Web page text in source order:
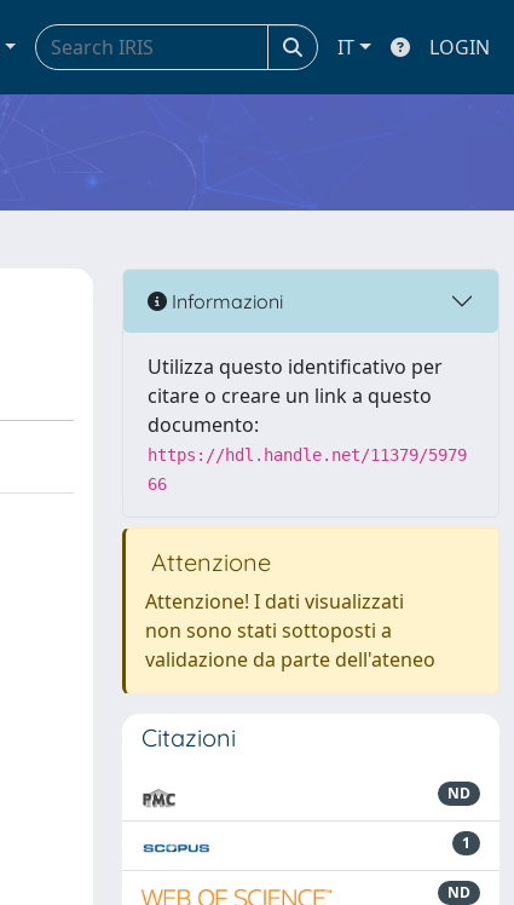
IT LOGIN
Informazioni
Utilizza questo identificativo per
citare o creare un link a questo
documento:
https://hdl.handle.net/11379/5979
66
Attenzione
Attenzione! I dati visualizzati
non sono stati sottoposti a
validazione da parte dell'ateneo
Citazioni
ND
1
ND